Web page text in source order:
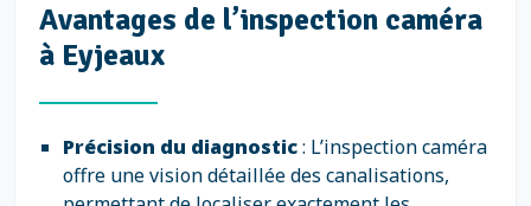
Avantages de l’inspection caméra
à Eyjeaux
Précision du diagnostic: L’inspection caméra
offre une vision détaillée des canalisations,